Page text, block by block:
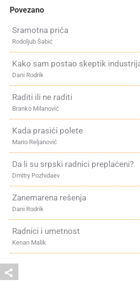
Povezano
Sramotna priča
Rodoljub Šabić
Kako sam postao skeptik
Dani Rodrik
Raditi ili ne raditi
Branko Milanović
Kada prasići polete
Mario Reljanović
Da li su srpski radnici preplaćeni?
Dmitry Pozhidaev
Zanemarena rešenja
Dani Rodrik
Radnici i umetnost
Kenan Malik